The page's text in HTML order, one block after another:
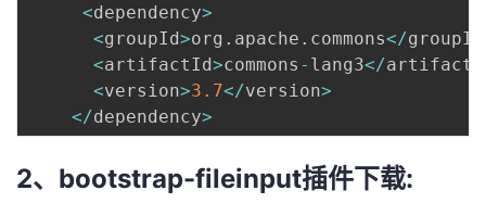
Programs
<dependency>
<groupId>org . apache . commons</groupId
<artifactId>commons - lang3</
<version>3.7</version>
</dependency>
2、bootstrap-fileinput插件下载: